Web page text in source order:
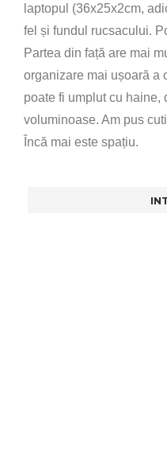
laptopul (36x25x2cm,
fel și fundul rucsacului.
Partea din față are mai
organizare mai ușoară a
poate fi umplut cu haine,
voluminoase. Am pus
Încă mai este spațiu.